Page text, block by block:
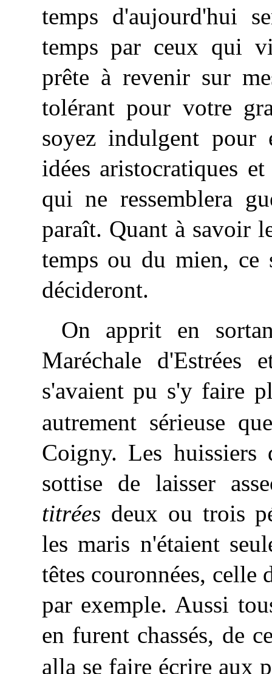
temps d'aujourd'hui
temps par ceux qui
prête à revenir sur
tolérant pour votre
soyez indulgent
idées aristocratiques
qui ne ressemblera
paraît. Quant à savoir
temps ou du mien, ce
décideront.
On apprit en
Maréchale d'Estrées
s'avaient pu s'y faire
autrement sérieuse
Coigny. Les
sottise de laisser
titrées deux ou trois
les maris n'étaient
têtes couronnées, celle
par exemple. Aussi
en furent chassés, de
alla se faire écrire aux